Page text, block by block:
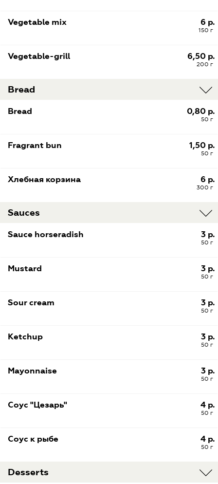
6 р.
150 г
Vegetable mix
6,50 р.
200 г
Vegetable-grill
Bread
0,80 р.
50 г
Bread
1,50 р.
50 г
Fragrant bun
6 р.
300 г
Хлебная корзина
Sauces
3 р.
50 г
Sauce horseradish
3 р.
50 г
Mustard
3 р.
50 г
Sour cream
3 р.
50 г
Ketchup
3 р.
50 г
Mayonnaise
4 р.
50 г
Соус "Цезарь"
4 р.
50 г
Соус к рыбе
Desserts